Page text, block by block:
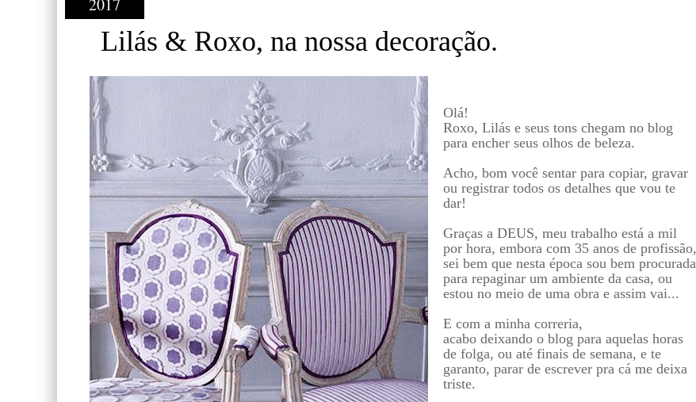
2017
Lilás & Roxo, na nossa decoração.
Olá!
Roxo, Lilás e seus tons chegam no blog
para encher seus olhos de beleza.
Acho, bom você sentar para copiar, gravar
ou registrar todos os detalhes que vou te
dar!
Graças a DEUS, meu trabalho está a mil
por hora, embora com 35 anos de profissão,
sei bem que nesta época sou bem procurada
para repaginar um ambiente da casa, ou
estou no meio de uma obra e assim vai...
E com a minha correria,
acabo deixando o blog para aquelas horas
de folga, ou até finais de semana, e te
garanto, parar de escrever pra cá me deixa
triste.